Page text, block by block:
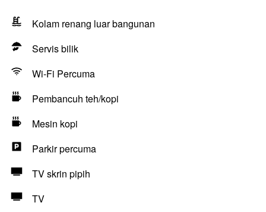
Kolam renang luar bangunan
Servis bilik
Wi-Fi Percuma
Pembancuh teh/kopi
Mesin kopi
Parkir percuma
TV skrin pipih
TV